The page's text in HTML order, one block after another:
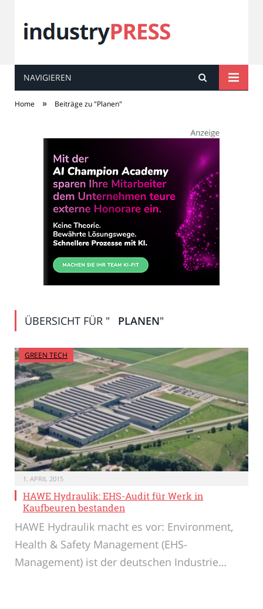
industryPRESS
NAVIGIEREN
Home » Beiträge zu "Planen"
ÜBERSICHT FÜR " PLANEN"
GREEN TECH
1. APRIL 2015
HAWE Hydraulik: EHS-Audit für Werk in
Kaufbeuren bestanden
HAWE Hydraulik macht es vor: Environment,
Health & Safety Management (EHS-
Management) ist der deutschen Industrie…